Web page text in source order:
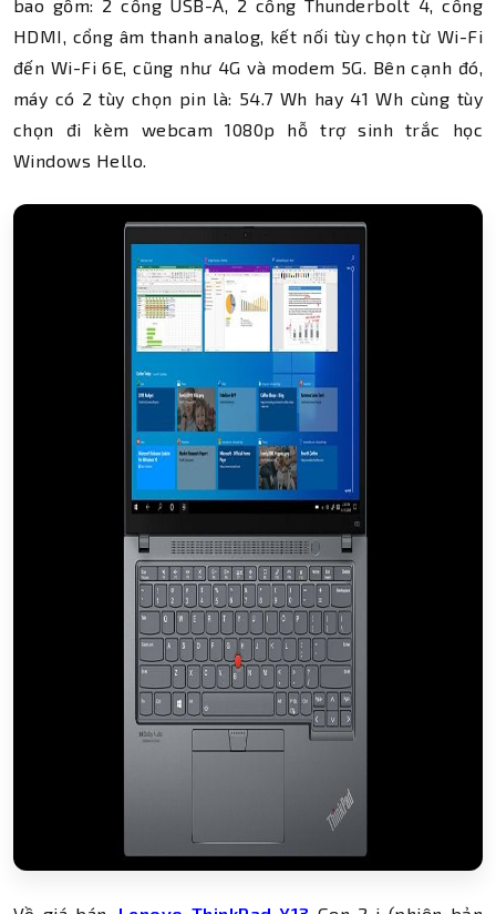
bao gồm: 2 cổng USB-A, 2 cổng Thunderbolt 4, cổng
HDMI, cổng âm thanh analog, kết nối tùy chọn từ Wi-Fi
đến Wi-Fi 6E, cũng như 4G và modem 5G. Bên cạnh đó,
máy có 2 tùy chọn pin là: 54.7 Wh hay 41 Wh cùng tùy
chọn đi kèm webcam 1080p hỗ trợ sinh trắc học
Windows Hello.